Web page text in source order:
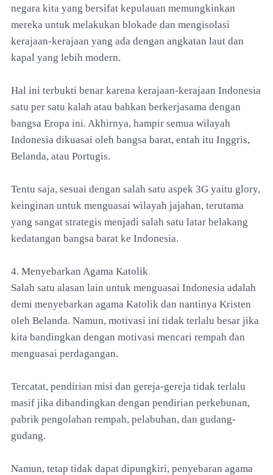
negara kita yang bersifat kepulauan memungkinkan
mereka untuk melakukan blokade dan mengisolasi
kerajaan-kerajaan yang ada dengan angkatan laut dan
kapal yang lebih modern.
Hal ini terbukti benar karena kerajaan-kerajaan Indonesia
satu per satu kalah atau bahkan berkerjasama dengan
bangsa Eropa ini. Akhirnya, hampir semua wilayah
Indonesia dikuasai oleh bangsa barat, entah itu Inggris,
Belanda, atau Portugis.
Tentu saja, sesuai dengan salah satu aspek 3G yaitu glory,
keinginan untuk menguasai wilayah jajahan, terutama
yang sangat strategis menjadi salah satu latar belakang
kedatangan bangsa barat ke Indonesia.
4. Menyebarkan Agama Katolik
Salah satu alasan lain untuk menguasai Indonesia adalah
demi menyebarkan agama Katolik dan nantinya Kristen
oleh Belanda. Namun, motivasi ini tidak terlalu besar jika
kita bandingkan dengan motivasi mencari rempah dan
menguasai perdagangan.
Tercatat, pendirian misi dan gereja-gereja tidak terlalu
masif jika dibandingkan dengan pendirian perkebunan,
pabrik pengolahan rempah, pelabuhan, dan gudang-
gudang.
Namun, tetap tidak dapat dipungkiri, penyebaran agama